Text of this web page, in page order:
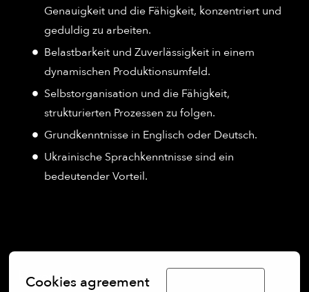
Cookies agreement
Genauigkeit und die Fähigkeit, konzentriert und
geduldig zu arbeiten.
Belastbarkeit und Zuverlässigkeit in einem
dynamischen Produktionsumfeld.
Selbstorganisation und die Fähigkeit,
strukturierten Prozessen zu folgen.
Grundkenntnisse in Englisch oder Deutsch.
Ukrainische Sprachkenntnisse sind ein
bedeutender Vorteil.
vor Ort